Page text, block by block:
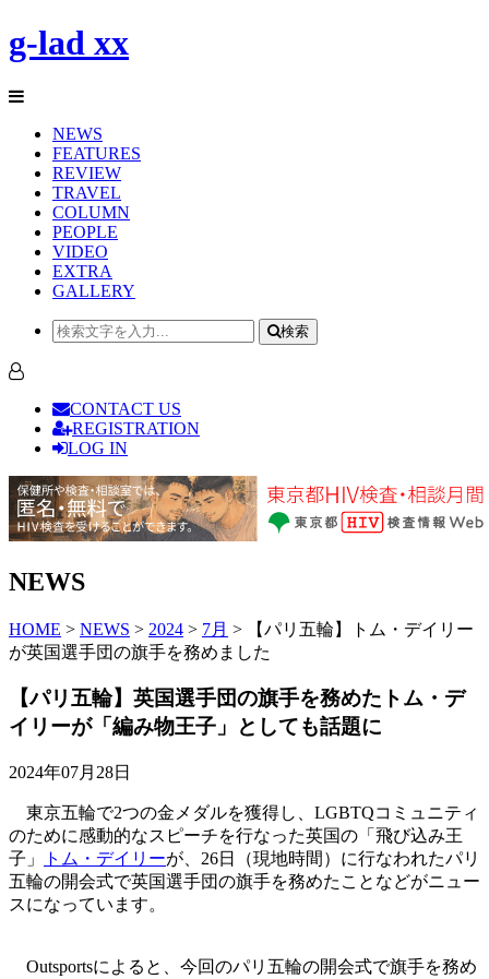
g-lad xx
NEWS
FEATURES
REVIEW
TRAVEL
COLUMN
PEOPLE
VIDEO
EXTRA
GALLERY
検索
CONTACT US
REGISTRATION
LOG IN
NEWS
HOME > NEWS > 2024 > 7月 > 【パリ五輪】トム・デイリー
が英国選手団の旗手を務めました
【パリ五輪】英国選手団の旗手を務めたトム・デ
イリーが「編み物王子」としても話題に
2024年07月28日
東京五輪で2つの金メダルを獲得し、LGBTQコミュニティ
のために感動的なスピーチを行なった英国の「飛び込み王
子」
トム・デイリーが、26日（現地時間）に行なわれたパリ
五輪の開会式で英国選手団の旗手を務めたことなどがニュー
スになっています。
Outsportsによると、今回のパリ五輪の開会式で旗手を務め